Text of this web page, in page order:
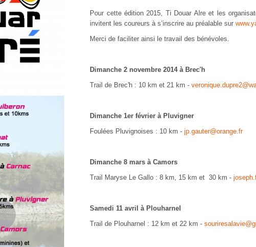
Pour cette édition 2015, Ti Douar Alre et les
invitent les coureurs à s’inscrire au préalable sur
Merci de faciliter ainsi le travail des bénévoles.
Dimanche 2 novembre 2014 à Brec'h
Trail de Brec'h : 10 km et 21 km -
Dimanche 1er février à Pluvigner
Foulées Pluvignoises : 10 km -jp.gauter@orange.fr
Dimanche 8 mars à Camors
Trail Maryse Le Gallo : 8 km, 15 km et 30 km -
Samedi 11 avril à Plouharnel
Trail de Plouharnel : 12 km et 22 km -